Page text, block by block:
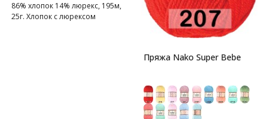
86% хлопок 14% люрекс, 195м,
25г. Хлопок с люрексом
Пряжа Nako Super Bebe